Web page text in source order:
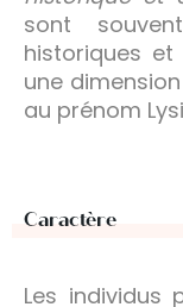
sont
historiques
une
au prénom
Caractère
Les individus